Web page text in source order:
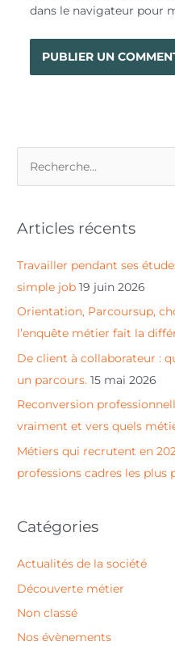
dans le navigateur pour
h
r
:
Articles récents
Travailler pendant ses
simple job 19 juin 2026
Orientation, Parcoursup,
l’enquête métier fait la
De client à collaborateur :
un parcours. 15 mai 2026
Reconversion
vraiment et vers quels
Métiers qui recrutent en
professions cadres les plus
Catégories
Actualités de la société
Découverte métier
Non classé
Nos évènements